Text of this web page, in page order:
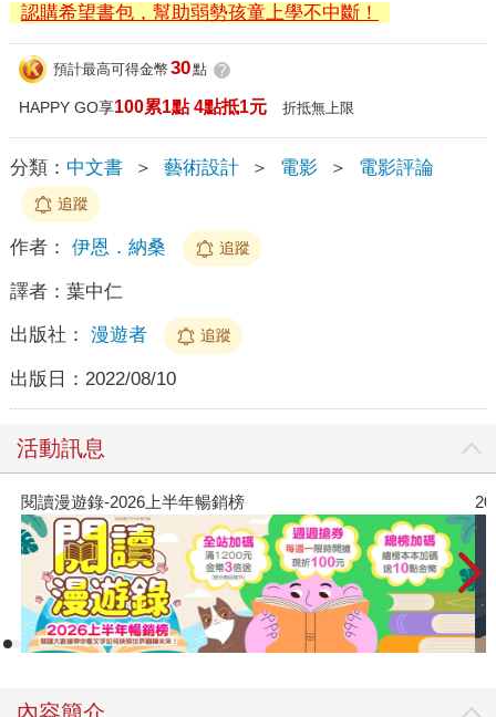
認購希望書包，幫助弱勢孩童上學不中斷！
預計最高可得金幣 30點 ?
HAPPY GO享100累1點 4點抵1元 折抵無上限
分類： 中文書 ＞ 藝術設計 ＞ 電影 ＞ 電影評論
追蹤
作者： 伊恩．納桑 追蹤
譯者： 葉中仁
出版社： 漫遊者 追蹤
出版日： 2022/08/10
活動訊息
閱讀漫遊錄-2026上半年暢銷榜